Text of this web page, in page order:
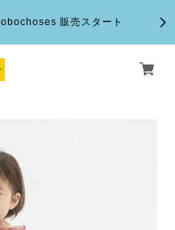
販売スタート